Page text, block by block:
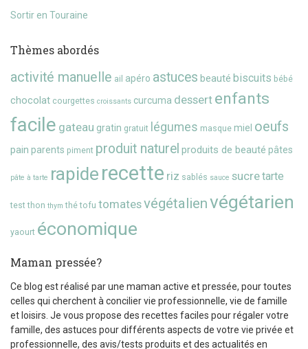
Sortir en Touraine
Thèmes abordés
activité manuelle ail apéro astuces beauté biscuits bébé
chocolat courgettes croissants curcuma dessert enfants
facile gateau gratin gratuit légumes masque miel oeufs
pain parents piment produit naturel produits de beauté pâtes
pâte à tarte rapide recette riz sablés sauce sucretarte
test thon thym thé tofu tomatesvégétalienvégétarien
yaourt économique
Maman pressée?
Ce blog est réalisé par une maman active et pressée, pour toutes
celles qui cherchent à concilier vie professionnelle, vie de famille
et loisirs. Je vous propose des recettes faciles pour régaler votre
famille, des astuces pour différents aspects de votre vie privée et
professionnelle, des avis/tests produits et des actualités en